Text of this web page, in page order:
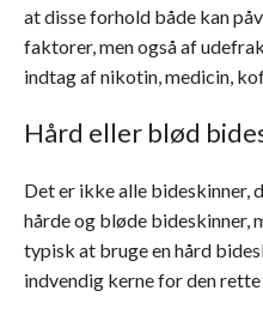
at disse forhold både kan
faktorer, men også af
indtag af nikotin, medicin,
Hård eller blød
Det er ikke alle bideskinner,
hårde og bløde bideskinner,
typisk at bruge en hård
indvendig kerne for den